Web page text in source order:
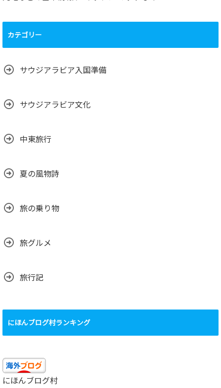
カテゴリー
サウジアラビア入国準備
サウジアラビア文化
中東旅行
夏の風物詩
旅の乗り物
旅グルメ
旅行記
にほんブログ村ランキング
にほんブログ村